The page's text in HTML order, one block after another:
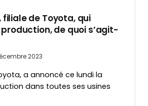
de Toyota, qui
de quoi s’agit-
2023
a annoncé ce lundi la
dans toutes ses usines